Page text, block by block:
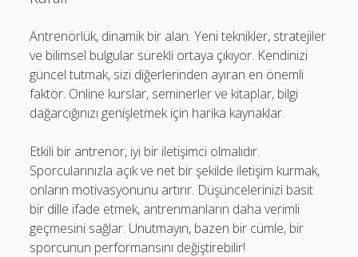
Antrenörlük, dinamik bir alan. Yeni teknikler, stratejiler
ve bilimsel bulgular sürekli ortaya çıkıyor. Kendinizi
güncel tutmak, sizi diğerlerinden ayıran en önemli
faktör. Online kurslar, seminerler ve kitaplar, bilgi
dağarcığınızı genişletmek için harika kaynaklar.
Etkili bir antrenör, iyi bir iletişimci olmalıdır.
Sporcularınızla açık ve net bir şekilde iletişim kurmak,
onların motivasyonunu artırır. Düşüncelerinizi basit
bir dille ifade etmek, antrenmanların daha verimli
geçmesini sağlar. Unutmayın, bazen bir cümle, bir
sporcunun performansını değiştirebilir!